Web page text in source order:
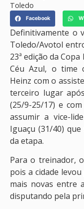
Toledo
Facebook
Definitivamente o
Toledo/Avotol
23ª edição da
Céu Azul, o time
Heinz com o
terceiro lugar
(25/9-25/17) e
assumir a vice-
Iguaçu (31/40)
da etapa.
Para o treinador,
pois a cidade
mais novas entre
disputando pela